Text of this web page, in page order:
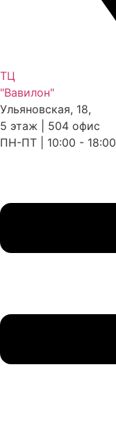
ТЦ
"Вавилон"
Ульяновская, 18,
5 этаж | 504 офис
ПН-ПТ | 10:00 - 18:00